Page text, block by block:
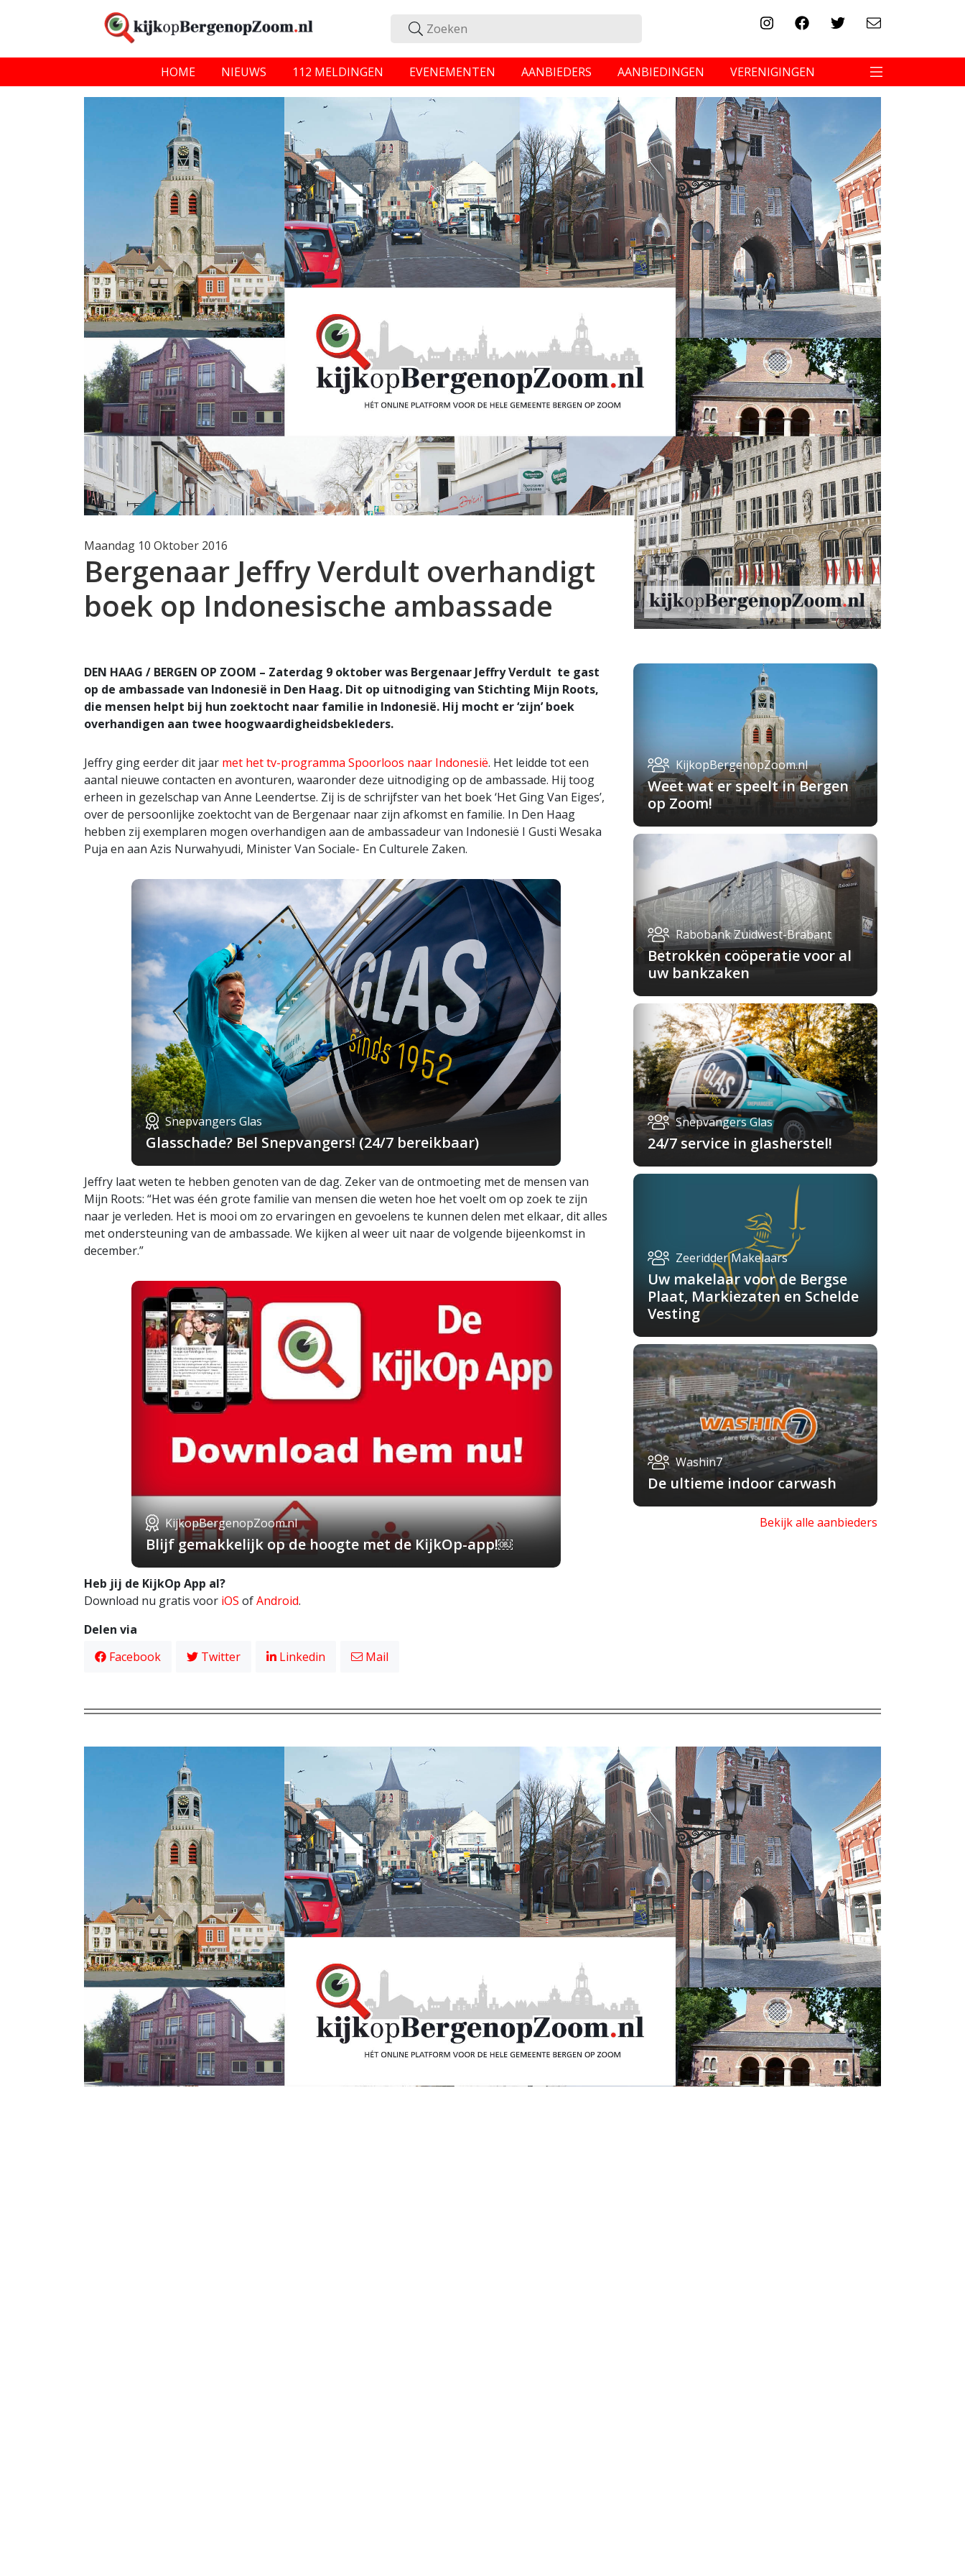
HOME NIEUWS 112 MELDINGEN EVENEMENTEN AANBIEDERS AANBIEDINGEN VERENIGINGEN
Maandag 10 Oktober 2016
Bergenaar Jeffry Verdult overhandigt
boek op Indonesische ambassade
DEN HAAG / BERGEN OP ZOOM – Zaterdag 9 oktober was Bergenaar Jeffry Verdult te gast
op de ambassade van Indonesië in Den Haag. Dit op uitnodiging van Stichting Mijn Roots,
die mensen helpt bij hun zoektocht naar familie in Indonesië. Hij mocht er ‘zijn’ boek
overhandigen aan twee hoogwaardigheidsbekleders.
Jeffry ging eerder dit jaar met het tv-programma Spoorloos naar Indonesië. Het leidde tot een
aantal nieuwe contacten en avonturen, waaronder deze uitnodiging op de ambassade. Hij toog
erheen in gezelschap van Anne Leendertse. Zij is de schrijfster van het boek ‘Het Ging Van Eiges’,
over de persoonlijke zoektocht van de Bergenaar naar zijn afkomst en familie. In Den Haag
hebben zij exemplaren mogen overhandigen aan de ambassadeur van Indonesië I Gusti Wesaka
Puja en aan Azis Nurwahyudi, Minister Van Sociale- En Culturele Zaken.
Snepvangers Glas
Glasschade? Bel Snepvangers! (24/7 bereikbaar)
Jeffry laat weten te hebben genoten van de dag. Zeker van de ontmoeting met de mensen van
Mijn Roots: “Het was één grote familie van mensen die weten hoe het voelt om op zoek te zijn
naar je verleden. Het is mooi om zo ervaringen en gevoelens te kunnen delen met elkaar, dit alles
met ondersteuning van de ambassade. We kijken al weer uit naar de volgende bijeenkomst in
december.”
KijkopBergenopZoom.nl
Blijf gemakkelijk op de hoogte met de KijkOp-app!￼
Heb jij de KijkOp App al?
Download nu gratis voor iOS ofAndroid.
Delen via
Facebook
Twitter Linkedin Mail
KijkopBergenopZoom.nl
Weet wat er speelt in Bergen
op Zoom!
Rabobank Zuidwest-Brabant
Betrokken coöperatie voor al
uw bankzaken
Snepvangers Glas
24/7 service in glasherstel!
Zeeridder Makelaars
Uw makelaar voor de Bergse
Plaat, Markiezaten en Schelde
Vesting
Washin7
De ultieme indoor carwash
Bekijk alle aanbieders